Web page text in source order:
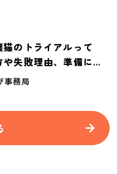
のトライアルって
失敗理由、準備に必
介
事務局